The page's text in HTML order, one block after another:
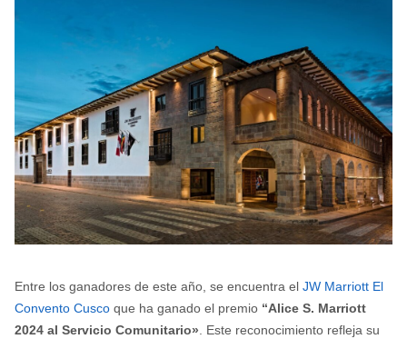
Entre los ganadores de este año, se encuentra el JW Marriott El
Convento Cuscoque ha ganado el premio “Alice S. Marriott
2024 al Servicio Comunitario» . Este reconocimiento refleja su